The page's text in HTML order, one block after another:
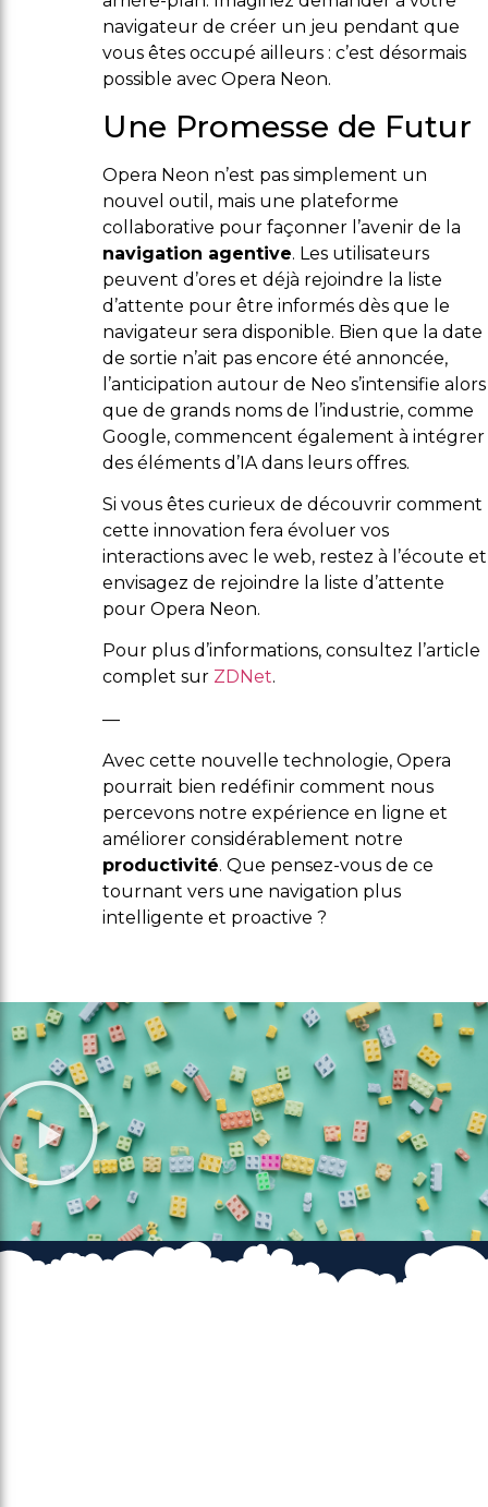
navigateur de créer un jeu pendant que
vous êtes occupé ailleurs : c’est désormais
possible avec Opera Neon.
Une Promesse de Futur
Opera Neon n’est pas simplement un
nouvel outil, mais une plateforme
collaborative pour façonner l’avenir de la
navigation agentive. Les utilisateurs
peuvent d’ores et déjà rejoindre la liste
d’attente pour être informés dès que le
navigateur sera disponible. Bien que la date
de sortie n’ait pas encore été annoncée,
l’anticipation autour de Neo s’intensifie alors
que de grands noms de l’industrie, comme
Google, commencent également à intégrer
des éléments d’IA dans leurs offres.
Si vous êtes curieux de découvrir comment
cette innovation fera évoluer vos
interactions avec le web, restez à l’écoute et
envisagez de rejoindre la liste d’attente
pour Opera Neon.
Pour plus d’informations, consultez l’article
complet sur ZDNet.
—
Avec cette nouvelle technologie, Opera
pourrait bien redéfinir comment nous
percevons notre expérience en ligne et
améliorer considérablement notre
productivité. Que pensez-vous de ce
tournant vers une navigation plus
intelligente et proactive ?